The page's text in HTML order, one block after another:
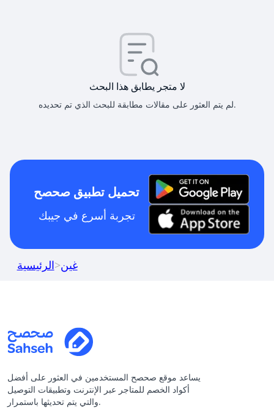
لا متجر يطابق هذا البحث
لم يتم العثور على مقالات مطابقة للبحث الذي تم تحديده.
تحميل تطبيق صحصح
تجربة أسرع في جيبك
الرئيسية>غين
يساعد موقع صحصح المستخدمين في العثور على أفضل
أكواد الخصم للمتاجر عبر الإنترنت وتطبيقات التوصيل
والتي يتم تحديثها باستمرار.